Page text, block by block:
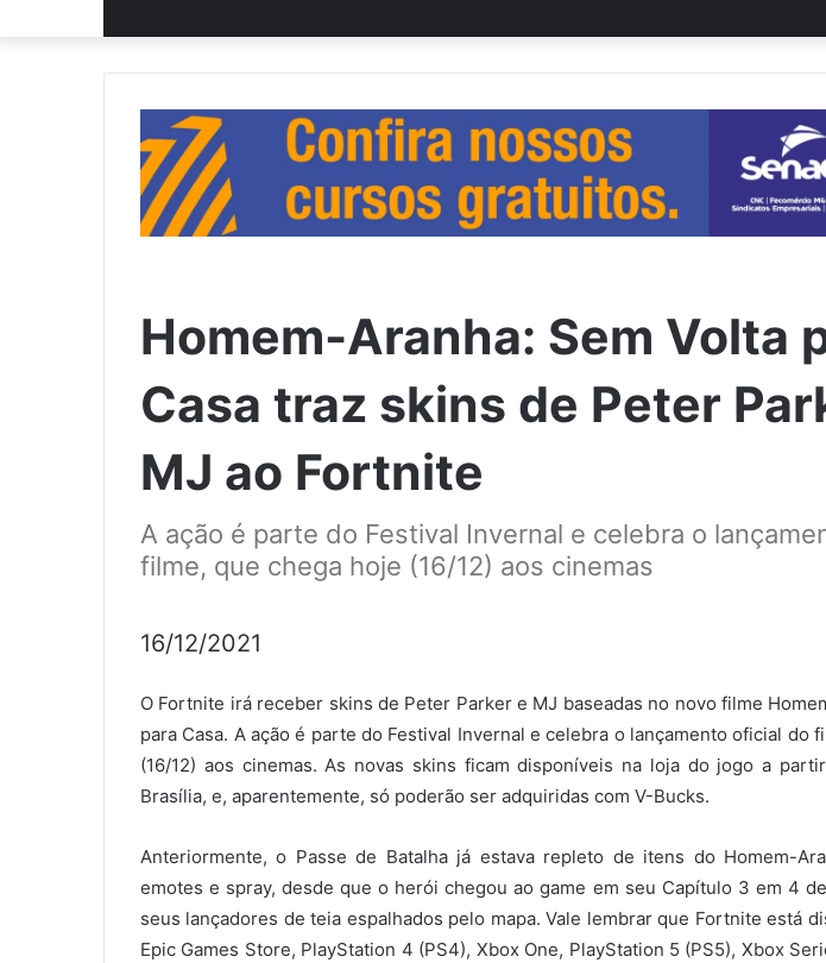
Homem-Aranha: Sem Volta
Casa traz skins de Peter
MJ ao Fortnite
A ação é parte do Festival Invernal e celebra o
filme, que chega hoje (16/12) aos cinemas
16/12/2021
O Fortnite irá receber skins de Peter Parker e MJ baseadas no novo filme
para Casa. A ação é parte do Festival Invernal e celebra o lançamento oficial do
(16/12) aos cinemas. As novas skins ficam disponíveis na loja do jogo a
Brasília, e, aparentemente, só poderão ser adquiridas com V-Bucks.
Anteriormente, o Passe de Batalha já estava repleto de itens do Homem-
emotes e spray, desde que o herói chegou ao game em seu Capítulo 3 em 4
seus lançadores de teia espalhados pelo mapa. Vale lembrar que Fortnite está
Epic Games Store, PlayStation 4 (PS4), Xbox One, PlayStation 5 (PS5), Xbox